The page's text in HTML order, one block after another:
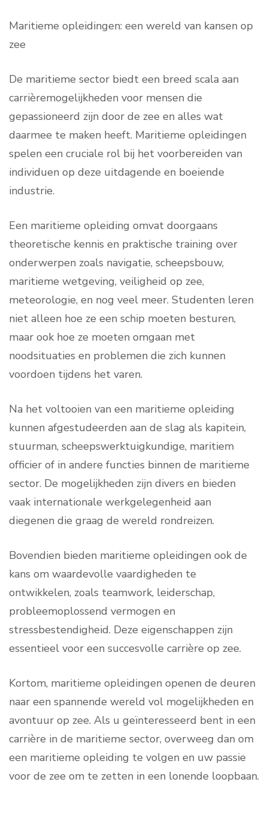
Maritieme opleidingen: een wereld van kansen op
zee
De maritieme sector biedt een breed scala aan
carrièremogelijkheden voor mensen die
gepassioneerd zijn door de zee en alles wat
daarmee te maken heeft. Maritieme opleidingen
spelen een cruciale rol bij het voorbereiden van
individuen op deze uitdagende en boeiende
industrie.
Een maritieme opleiding omvat doorgaans
theoretische kennis en praktische training over
onderwerpen zoals navigatie, scheepsbouw,
maritieme wetgeving, veiligheid op zee,
meteorologie, en nog veel meer. Studenten leren
niet alleen hoe ze een schip moeten besturen,
maar ook hoe ze moeten omgaan met
noodsituaties en problemen die zich kunnen
voordoen tijdens het varen.
Na het voltooien van een maritieme opleiding
kunnen afgestudeerden aan de slag als kapitein,
stuurman, scheepswerktuigkundige, maritiem
officier of in andere functies binnen de maritieme
sector. De mogelijkheden zijn divers en bieden
vaak internationale werkgelegenheid aan
diegenen die graag de wereld rondreizen.
Bovendien bieden maritieme opleidingen ook de
kans om waardevolle vaardigheden te
ontwikkelen, zoals teamwork, leiderschap,
probleemoplossend vermogen en
stressbestendigheid. Deze eigenschappen zijn
essentieel voor een succesvolle carrière op zee.
Kortom, maritieme opleidingen openen de deuren
naar een spannende wereld vol mogelijkheden en
avontuur op zee. Als u geïnteresseerd bent in een
carrière in de maritieme sector, overweeg dan om
een maritieme opleiding te volgen en uw passie
voor de zee om te zetten in een lonende loopbaan.